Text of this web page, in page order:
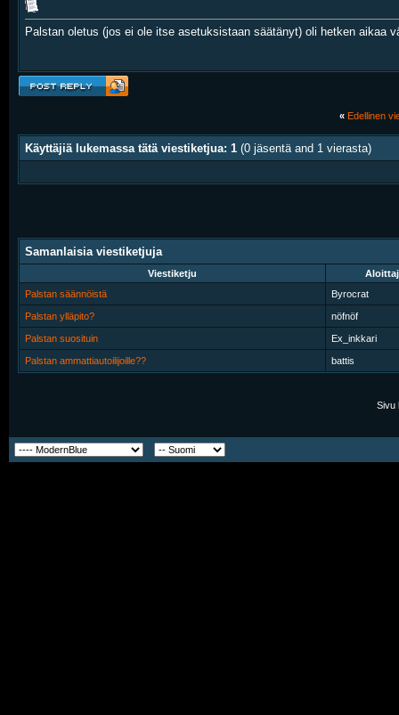
Palstan oletus (jos ei ole itse asetuksistaan säätänyt) oli hetken aikaa
« Edellinen
Käyttäjiä lukemassa tätä viestiketjua: 1 (0 jäsentä and 1 vierasta)
Samanlaisia viestiketjuja
Viestiketju
Palstan säännöistä
Byrocrat
Palstan ylläpito? nöfnöf
Palstan suosituin Ex_inkkari
Palstan ammattiautoilijoille?? battis
Sivu